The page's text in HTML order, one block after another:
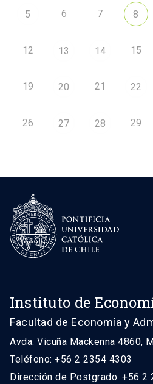
5 6 7 8
12 13 14 15
19 20 21 22
26 27 28 29
Instituto de
Facultad de Economía y
Avda. Vicuña Mackenna 4860,
Teléfono: +56 2 2354 4303
Dirección de Postgrado: +56 2